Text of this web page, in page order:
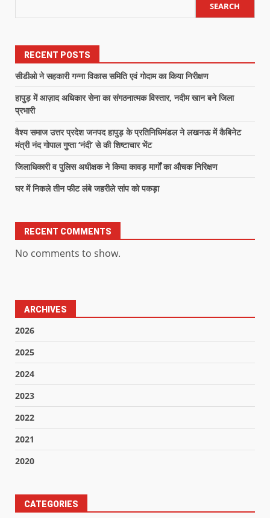
SEARCH
RECENT POSTS
सीडीओ ने सहकारी गन्ना विकास समिति एवं गोदाम का किया निरीक्षण
हापुड़ में आज़ाद अधिकार सेना का संगठनात्मक विस्तार, नदीम खान बने जिला
प्रभारी
वैश्य समाज उत्तर प्रदेश जनपद हापुड़ के प्रतिनिधिमंडल ने लखनऊ में कैबिनेट
मंत्री नंद गोपाल गुप्ता ‘नंदी’ से की शिष्टाचार भेंट
जिलाधिकारी व पुलिस अधीक्षक ने किया कावड़ मार्गों का औचक निरिक्षण
घर में निकले तीन फीट लंबे जहरीले सांप को पकड़ा
RECENT COMMENTS
No comments to show.
ARCHIVES
2026
2025
2024
2023
2022
2021
2020
CATEGORIES